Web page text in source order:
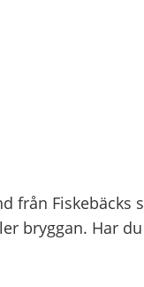
från Fiskebäcks
bryggan. Har